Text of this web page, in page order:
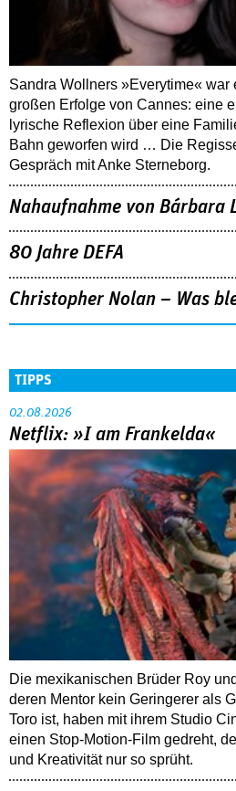
Sandra Wollners »Everytime« war
großen Erfolge von Cannes: eine
lyrische Reflexion über eine
Bahn geworfen wird … Die
Gespräch mit Anke Sterneborg.
Nahaufnahme von Bárbara
80 Jahre DEFA
Christopher Nolan – Was
TIPPS
02.08.2026
Netflix: »I am Frankelda«
Die mexikanischen Brüder Roy
deren Mentor kein Geringerer als
Toro ist, haben mit ihrem Studio
einen Stop-Motion-Film gedreht,
und Kreativität nur so sprüht.